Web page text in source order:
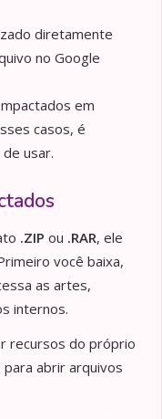
diretamente
no Google
em
casos, é
usar.
.ZIP ou .RAR, ele
você baixa,
as artes,
internos.
recursos do próprio
abrir arquivos